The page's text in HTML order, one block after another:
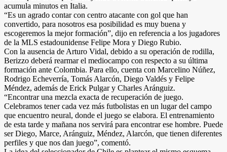
acumula minutos en Italia.
“Es un agrado contar con centro atacante con gol que han
convertido, para nosotros esa posibilidad es muy buena y
escogeremos la mejor formación”, dijo en referencia a los jugadores
de la MLS estadounidense Felipe Mora y Diego Rubio.
Con la ausencia de Arturo Vidal, debido a su operación de rodilla,
Berizzo deberá rearmar el mediocampo con respecto a su última
formación ante Colombia. Para ello, cuenta con Marcelino Núñez,
Rodrigo Echeverría, Tomás Alarcón, Diego Valdés y Felipe
Méndez, además de Erick Pulgar y Charles Aránguiz.
“Encontrar una mezcla exacta de recuperación de juego.
Celebramos tener cada vez más futbolistas en un lugar del campo
que encuentro neural, donde el juego se elabora. El entrenamiento
de esta tarde y mañana nos servirá para encontrar ese hombre. Puede
ser Diego, Marce, Aránguiz, Méndez, Alarcón, que tienen diferentes
perfiles y que nos dan juego”, comentó.